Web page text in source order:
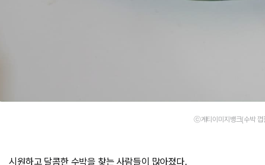
ⓒ게티이미지뱅크(수박 껍
시원하고 달콤한 수박을 찾는 사람들이 많아졌다.